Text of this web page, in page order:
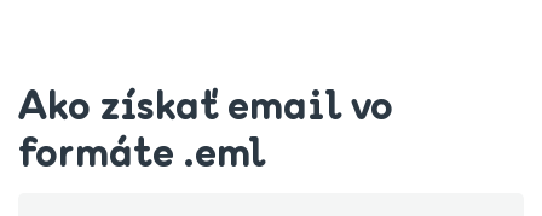
Ako získať email vo
formáte .eml